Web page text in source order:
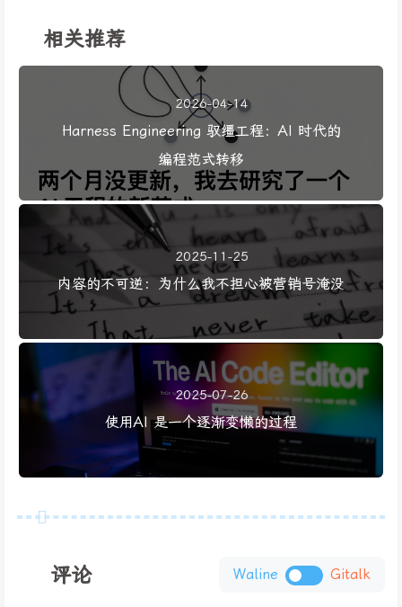
相关推荐
2026-04-14
Harness Engineering 驭缰工程：AI 时代的
编程范式转移
2025-11-25
内容的不可逆：为什么我不担心被营销号淹没
2025-07-26
使用AI 是一个逐渐变懒的过程
评论 Waline Gitalk